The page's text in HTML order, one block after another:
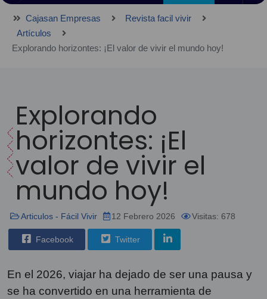
Cajasan Empresas
Revista facil vivir
Artículos
Explorando horizontes: ¡El valor de vivir el mundo hoy!
Explorando
horizontes: ¡El
valor de vivir el
mundo hoy!
Articulos - Fácil Vivir 12 Febrero 2026 Visitas: 678
Facebook Twitter
En el 2026, viajar ha dejado de ser una pausa y
se ha convertido en una herramienta de